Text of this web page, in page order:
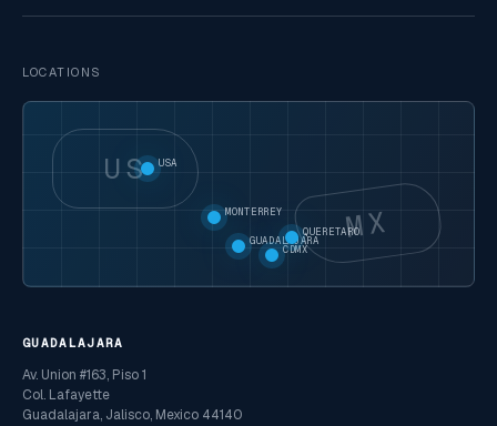
LOCATIONS
US
MX
USA
MONTERREY
GUADALAJARA
CDMX
QUERETARO
GUADALAJARA
Av. Union #163, Piso 1
Col. Lafayette
Guadalajara, Jalisco, Mexico 44140